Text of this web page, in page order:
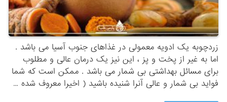
زردچوبه یک ادویه معمولی در غذاهای جنوب آسیا می باشد .
اما به غیر از پخت و پز ، این نیز یک درمان عالی و مطلوب
برای مسائل بهداشتی بی شمار می باشد . ممکن است که شما
فواید بی شمار و عالی آنرا شنیده باشید ( اخیرا معروف شده …